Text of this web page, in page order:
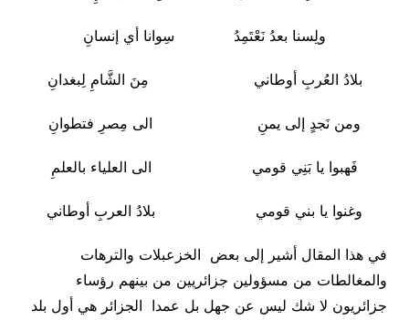
ولِسنا بعدُ نَعْتَمِدُ سِوانا أي إنسانِ
بلادُ العُربِ أوطاني مِنَ الشَّامِ لِبغدانِ
ومن نَجدٍ إلى يمنِ الى مِصرِ فتطوانِ
فَهبوا يا بَنِي قومي الى العلياء بالعلمِ
وغنوا يا بني قومي بلادُ العربِ أوطاني
في هذا المقال أشير إلى بعض الخزعبلات والترهات
والمغالطات من مسؤولين جزائريين من بينهم رؤساء
جزائريون لا شك ليس عن جهل بل عمدا الجزائر هي أول بلد